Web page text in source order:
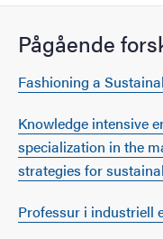
Pågående
Fashioning a
Knowledge intensive
specialization in the
strategies for
Professur i industriell